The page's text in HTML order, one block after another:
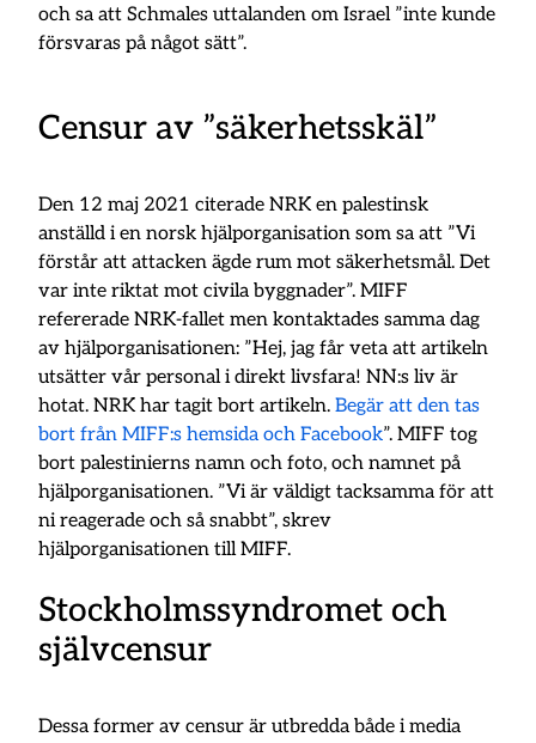
och sa att Schmales uttalanden om Israel ”inte kunde
försvaras på något sätt”.
Censur av ”säkerhetsskäl”
Den 12 maj 2021 citerade NRK en palestinsk
anställd i en norsk hjälporganisation som sa att ”Vi
förstår att attacken ägde rum mot säkerhetsmål. Det
var inte riktat mot civila byggnader”. MIFF
refererade NRK-fallet men kontaktades samma dag
av hjälporganisationen: ”Hej, jag får veta att artikeln
utsätter vår personal i direkt livsfara! NN:s liv är
hotat. NRK har tagit bort artikeln.Begär att den tas
bort från MIFF:s hemsida och Facebook”. MIFF tog
bort palestinierns namn och foto, och namnet på
hjälporganisationen. ”Vi är väldigt tacksamma för att
ni reagerade och så snabbt”, skrev
hjälporganisationen till MIFF.
Stockholmssyndromet och
självcensur
Dessa former av censur är utbredda både i media